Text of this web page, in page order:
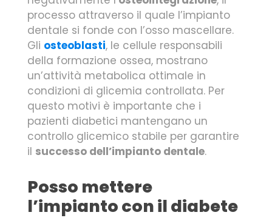
processo attraverso il quale l’impianto
dentale si fonde con l’osso mascellare.
Gli osteoblasti, le cellule responsabili
della formazione ossea, mostrano
un’attività metabolica ottimale in
condizioni di glicemia controllata. Per
questo motivi è importante che i
pazienti diabetici mantengano un
controllo glicemico stabile per garantire
il successo dell’impianto dentale.
Posso mettere
l’impianto con il diabete